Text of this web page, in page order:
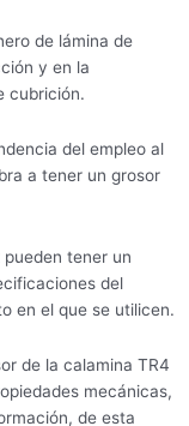
de lámina de
y en la
cubrición.
del empleo al
a tener un grosor
tener un
del
en el que se utilicen.
de la calamina TR4
mecánicas,
de esta